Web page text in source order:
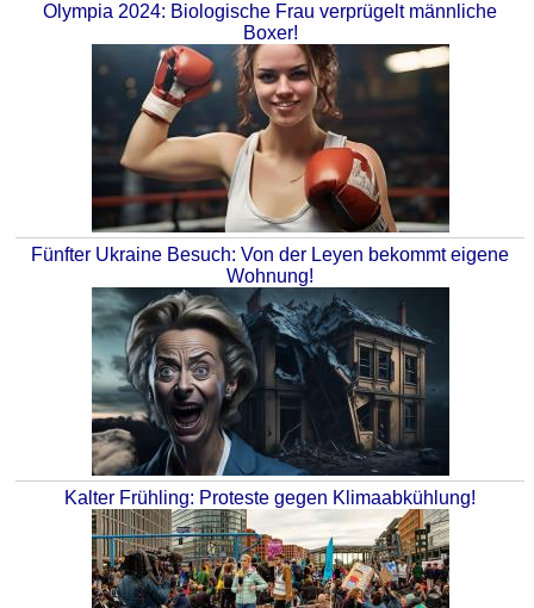
Olympia 2024: Biologische Frau verprügelt männliche
Boxer!
Fünfter Ukraine Besuch: Von der Leyen bekommt eigene
Wohnung!
Kalter Frühling: Proteste gegen Klimaabkühlung!